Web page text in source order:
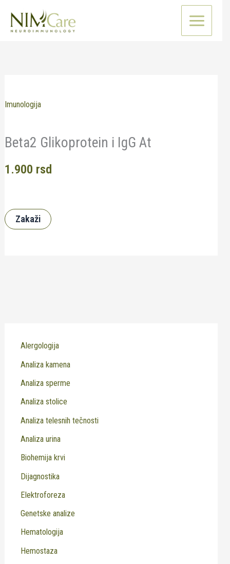
Imunologija
Beta2 Glikoprotein i IgG At
1.900 rsd
Zakaži
Alergologija
Analiza kamena
Analiza sperme
Analiza stolice
Analiza telesnih tečnosti
Analiza urina
Biohemija krvi
Dijagnostika
Elektroforeza
Genetske analize
Hematologija
Hemostaza